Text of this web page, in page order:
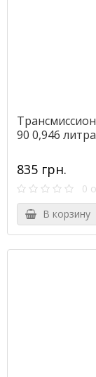
90 0,946
835 грн.
0
В корзину